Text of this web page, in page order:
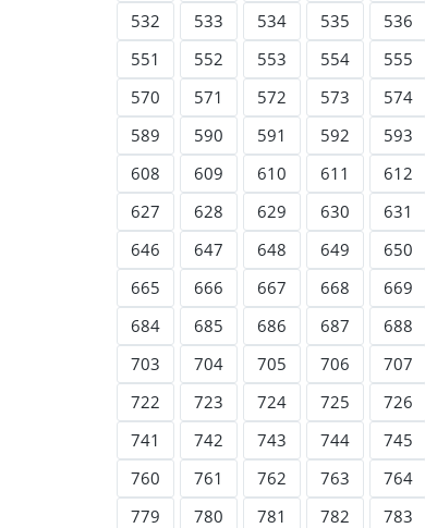
532
533 534 535 536
551
552 553 554 555
570
571 572 573 574
589
590 591 592 593
608
609 610 611 612
627
628 629 630 631
646
647 648 649 650
665
666 667 668 669
684
685 686 687 688
703
704 705 706 707
722
723 724 725 726
741
742 743 744 745
760
761 762 763 764
779
780 781 782 783